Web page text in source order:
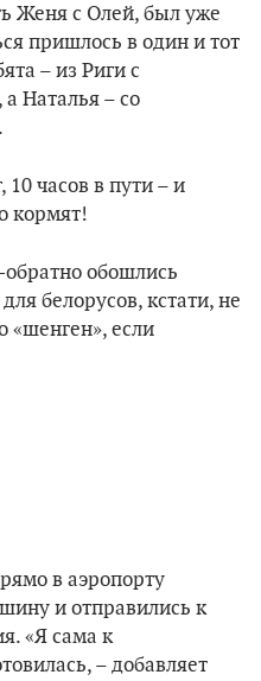
Женя с Олей, был уже
пришлось в один и тот
– из Риги с
Наталья – со
часов в пути – и
кормят!
обошлись
белорусов, кстати, не
«шенген», если
в аэропорту
и отправились к
«Я сама к
– добавляет